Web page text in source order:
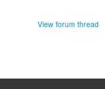
View forum thread